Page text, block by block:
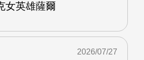
女英雄薩爾
2026/07/27